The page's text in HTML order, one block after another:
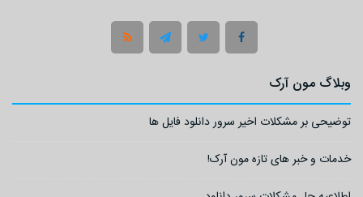
وبلاگ مون آرک
توضیحی بر مشکلات اخیر سرور دانلود فایل ها
خدمات و خبر های تازه مون آرک!